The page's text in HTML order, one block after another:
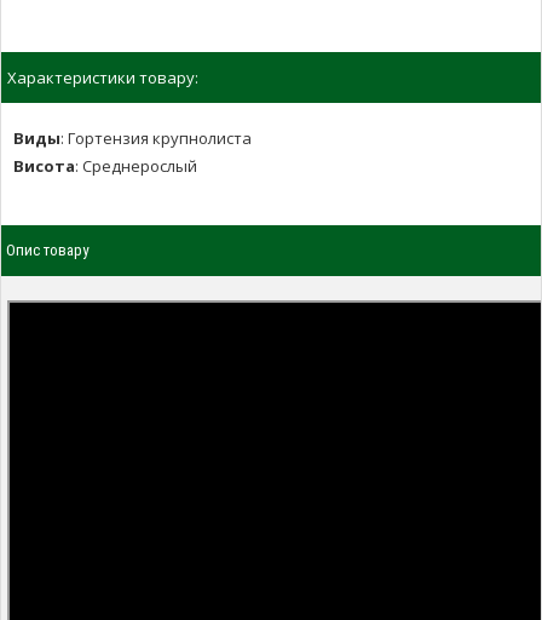
Характеристики товару:
Виды: Гортензия крупнолиста
Висота: Среднерослый
Опис товару